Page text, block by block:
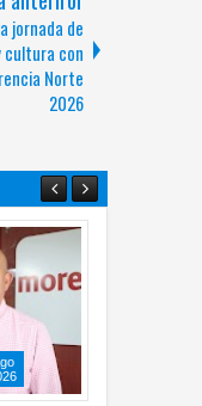
jornada de
cultura con
Norte
2026
06
Ago
2026